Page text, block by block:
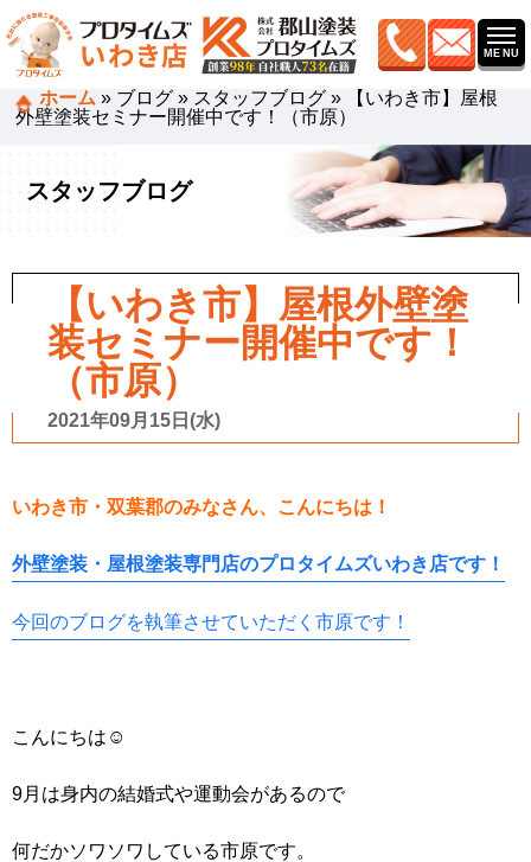
ホーム » ブログ » スタッフブログ »
【いわき市】屋根
外壁塗装セミナー開催中です！（市原）
スタッフブログ
【いわき市】屋根外壁塗
装セミナー開催中です！
（市原）
2021年09月15日(水)
いわき市・双葉郡のみなさん、こんにちは！
外壁塗装・屋根塗装専門店のプロタイムズいわき店です！
今回のブログを執筆させていただく市原です！
こんにちは☺
9月は身内の結婚式や運動会があるので
何だかソワソワしている市原です。